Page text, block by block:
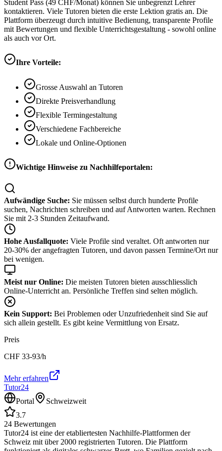
Student Pass (49 CHF/Monat) können Sie unbegrenzt Lehrer
kontaktieren. Viele Tutoren bieten die erste Lektion gratis an. Die
Plattform überzeugt durch intuitive Bedienung, transparente Profile
mit Bewertungen und flexible Unterrichtsgestaltung - sowohl online
als auch vor Ort.
Ihre Vorteile:
Grosse Auswahl an Tutoren
Direkte Preisverhandlung
Flexible Termingestaltung
Verschiedene Fachbereiche
Lokale und Online-Optionen
Wichtige Hinweise zu Nachhilfeportalen:
Aufwändige Suche: Sie müssen selbst durch hunderte Profile
suchen, Nachrichten schreiben und auf Antworten warten. Rechnen
Sie mit 2-3 Stunden Zeitaufwand.
Hohe Ausfallquote: Viele Profile sind veraltet. Oft antworten nur
20-30% der angefragten Tutoren, und davon passen Termine/Ort nur
bei wenigen.
Meist nur Online: Die meisten Tutoren bieten ausschliesslich
Online-Unterricht an. Persönliche Treffen sind selten möglich.
Kein Support: Bei Problemen oder Unzufriedenheit sind Sie auf
sich allein gestellt. Es gibt keine Vermittlung von Ersatz.
Preis
CHF 33-93/h
Mehr erfahren
Tutor24
Portal
Schweizweit
3.7
24 Bewertungen
Tutor24 ist eine der etabliertesten Nachhilfe-Plattformen der
Schweiz mit über 2000 registrierten Tutoren. Die Plattform